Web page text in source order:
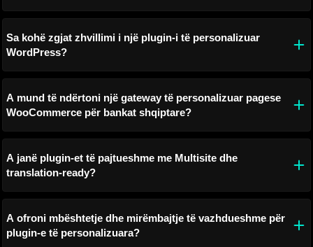
Sa kohë zgjat zhvillimi i një plugin-i të personalizuar
WordPress?
A mund të ndërtoni një gateway të personalizuar pagese
WooCommerce për bankat shqiptare?
A janë plugin-et të pajtueshme me Multisite dhe
translation-ready?
A ofroni mbështetje dhe mirëmbajtje të vazhdueshme për
plugin-e të personalizuara?